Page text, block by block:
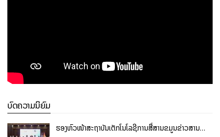
ບົດຄວາມນິຍົມ
ຮອງຫົວໜ້າສະຖາບັນເຕັກໂນໂລຊີການສື່ສານຂໍ້ມູນຂ່າວສານ…